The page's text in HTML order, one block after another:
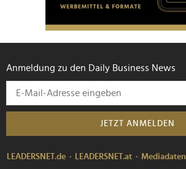
Anmeldung zu den Daily Business News
JETZT ANMELDEN
LEADERSNET.de LEADERSNET.at Mediadaten